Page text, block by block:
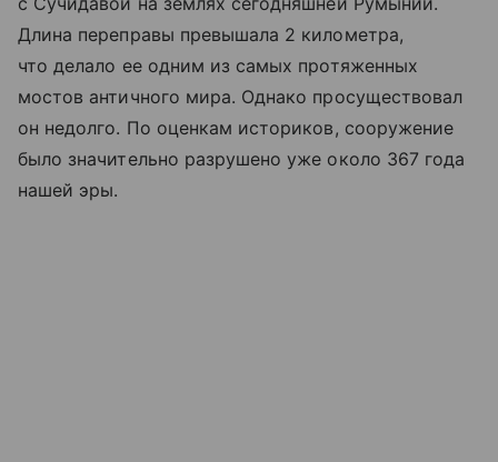
Длина переправы превышала 2 километра,
что делало ее одним из самых протяженных
мостов античного мира. Однако просуществовал
он недолго. По оценкам историков, сооружение
было значительно разрушено уже около 367 года
нашей эры.